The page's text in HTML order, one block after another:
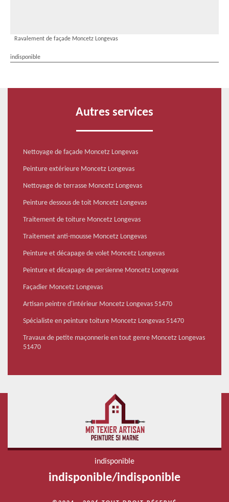
Ravalement de façade Moncetz Longevas
indisponible
Autres services
Nettoyage de façade Moncetz Longevas
Peinture extérieure Moncetz Longevas
Nettoyage de terrasse Moncetz Longevas
Peinture dessous de toit Moncetz Longevas
Traitement de toiture Moncetz Longevas
Traitement anti-mousse Moncetz Longevas
Peinture et décapage de volet Moncetz Longevas
Peinture et décapage de persienne Moncetz Longevas
Façadier Moncetz Longevas
Artisan peintre d'intérieur Moncetz Longevas 51470
Spécialiste en peinture toiture Moncetz Longevas 51470
Travaux de petite maçonnerie en tout genre Moncetz Longevas
51470
indisponible
indisponible/indisponible